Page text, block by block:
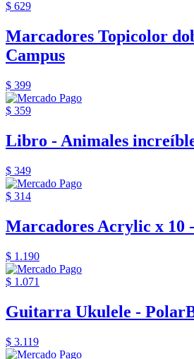
$ 629
Marcadores Topicolor
Campus
$ 399
$ 359
Libro - Animales
$ 349
$ 314
Marcadores Acrylic x 10
$ 1.190
$ 1.071
Guitarra Ukulele -
$ 3.119